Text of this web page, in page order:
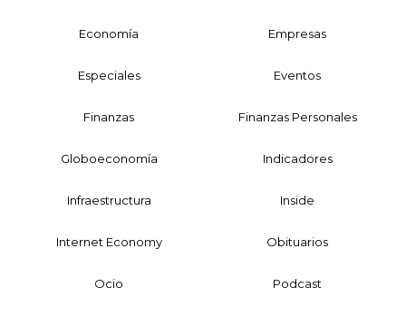
Economía Empresas
Especiales Eventos
Finanzas Finanzas Personales
Globoeconomía Indicadores
Infraestructura Inside
Internet Economy Obituarios
Ocio Podcast